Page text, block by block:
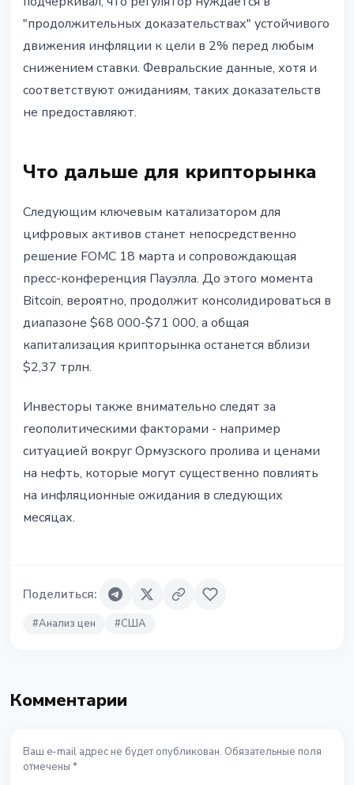
"продолжительных доказательствах" устойчивого
движения инфляции к цели в 2% перед любым
снижением ставки. Февральские данные, хотя и
соответствуют ожиданиям, таких доказательств
не предоставляют.
Что дальше для крипторынка
Следующим ключевым катализатором для
цифровых активов станет непосредственно
решение FOMC 18 марта и сопровождающая
пресс-конференция Пауэлла. До этого момента
Bitcoin, вероятно, продолжит консолидироваться в
диапазоне $68 000-$71 000, а общая
капитализация крипторынка останется вблизи
$2,37 трлн.
Инвесторы также внимательно следят за
геополитическими факторами - например
ситуацией вокруг Ормузского пролива и ценами
на нефть, которые могут существенно повлиять
на инфляционные ожидания в следующих
месяцах.
Поделиться:
#Анализ цен #США
Комментарии
Ваш e-mail адрес не будет опубликован. Обязательные поля
отмечены *